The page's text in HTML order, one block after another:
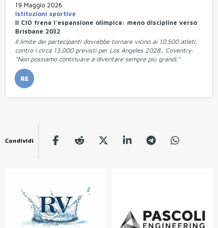
19 Maggio 2026
Istituzioni sportive
Il CIO frena l’espansione olimpica: meno discipline verso
Brisbane 2032
Il limite dei partecipanti dovrebbe tornare vicino ai 10.500 atleti,
contro i circa 13.000 previsti per Los Angeles 2028.. Coventry:
"Non possiamo continuare a diventare sempre più grandi."
RE
Condividi